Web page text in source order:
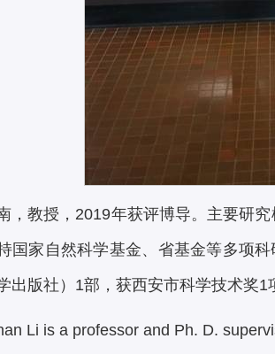
，教授，2019年获评博导。主要研
国家自然科学基金、省基金等多项
出版社）1部，获西安市科学技术奖1
Li is a professor and Ph. D.